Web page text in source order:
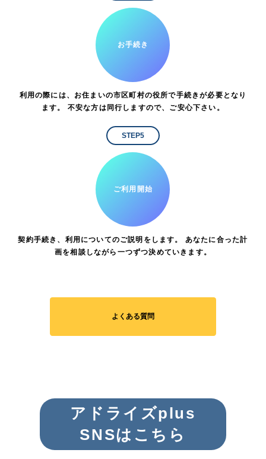
お手続き
利用の際には、お住まいの市区町村の役所で手続きが必要となり
ます。 不安な方は同行しますので、ご安心下さい。
STEP5
ご利用開始
契約手続き、利用についてのご説明をします。 あなたに合った計
画を相談しながら一つずつ決めていきます。
よくある質問
アドライズplus
SNSはこちら